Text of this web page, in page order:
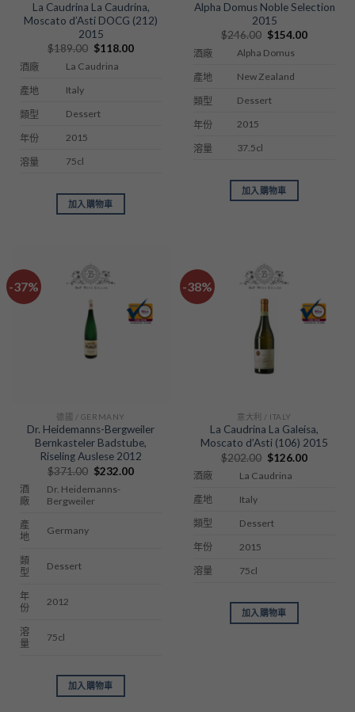
La Caudrina La Caudrina,
Moscato d’Asti DOCG (212)
2015
$189.00 Original
was:
$118.00Current
酒廠 La Caudrina
產地 Italy
類型 Dessert
年份 2015
溶量 75cl
加入購物車
Alpha Domus Noble Selection
2015
$246.00 Original
was:
$154.00Current
酒廠 Alpha Domus
產地 New Zealand
類型 Dessert
年份 2015
溶量 37.5cl
加入購物車
-37%
德國 / GERMANY
Dr. Heidemanns-Bergweiler
Bernkasteler Badstube,
Riseling Auslese 2012
$371.00 Original
was:
$371.00.
$232.00Current
酒
廠
Dr. Heidemanns-
Bergweiler
產
地
Germany
類
型
Dessert
年
份
2012
溶
量
75cl
加入購物車
-38%
意大利 / ITALY
La Caudrina La Galeisa,
Moscato d’Asti (106) 2015
$202.00 Original
was:
$126.00Current
酒廠 La Caudrina
產地 Italy
類型 Dessert
年份 2015
溶量 75cl
加入購物車